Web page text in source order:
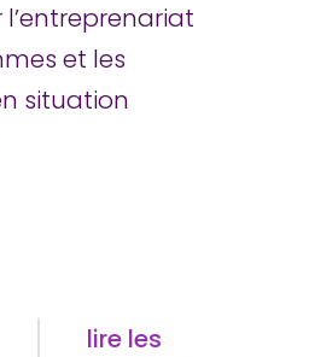
et les
situation
lire les